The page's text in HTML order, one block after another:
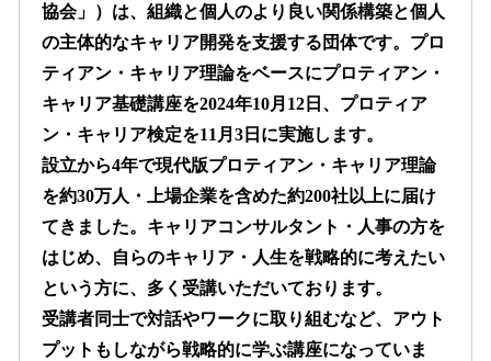
協会」）は、組織と個人のより良い関係構築と個人
の主体的なキャリア開発を支援する団体です。プロ
ティアン・キャリア理論をベースにプロティアン・
キャリア基礎講座を2024年10月12日、プロティア
ン・キャリア検定を11月3日に実施します。
設立から4年で現代版プロティアン・キャリア理論
を約30万人・上場企業を含めた約200社以上に届け
てきました。キャリアコンサルタント・人事の方を
はじめ、自らのキャリア・人生を戦略的に考えたい
という方に、多く受講いただいております。
受講者同士で対話やワークに取り組むなど、アウト
プットもしながら戦略的に学ぶ講座になっていま